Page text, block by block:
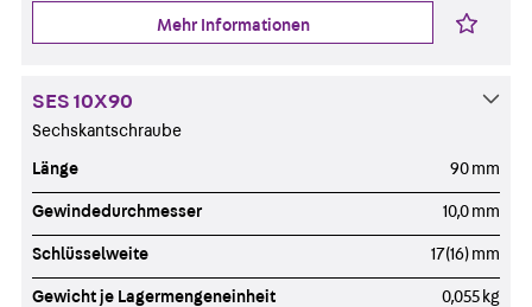
Mehr Informationen
SES 10X90
Sechskantschraube
Länge 90 mm
Gewindedurchmesser 10,0 mm
Schlüsselweite 17(16) mm
Gewicht je Lagermengeneinheit 0,055 kg